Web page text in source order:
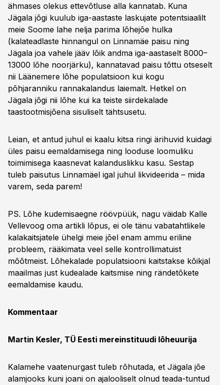
ähmases olekus ettevõtluse alla kannatab. Kuna
Jägala jõgi kuulub iga-aastaste laskujate potentsiaalilt
meie Soome lahe nelja parima lõhejõe hulka
(kalateadlaste hinnangul on Linnamäe paisu ning
Jägala joa vahele jääv lõik andma iga-aastaselt 8000–
13000 lõhe noorjärku), kannatavad paisu tõttu otseselt
nii Läänemere lõhe populatsioon kui kogu
põhjaranniku rannakalandus laiemalt. Hetkel on
Jägala jõgi nii lõhe kui ka teiste siirdekalade
taastootmisjõena sisuliselt tähtsusetu.
Leian, et antud juhul ei kaalu kitsa ringi ärihuvid kuidagi
üles paisu eemaldamisega ning looduse loomuliku
toimimisega kaasnevat kalanduslikku kasu. Sestap
tuleb paisutus Linnamäel igal juhul likvideerida – mida
varem, seda parem!
PS. Lõhe kudemisaegne röövpüük, nagu väidab Kalle
Vellevoog oma artikli lõpus, ei ole tänu vabatahtlikele
kalakaitsjatele ühelgi meie jõel enam ammu eriline
probleem, rääkimata veel selle kontrollimatuist
mõõtmeist. Lõhekalade populatsiooni kaitstakse kõikjal
maailmas just kudealade kaitsmise ning rändetõkete
eemaldamise kaudu.
Kommentaar
Martin Kesler, TÜ Eesti mereinstituudi lõheuurija
Kalamehe vaatenurgast tuleb rõhutada, et Jägala jõe
alamjooks kuni joani on ajalooliselt olnud teada-tuntud